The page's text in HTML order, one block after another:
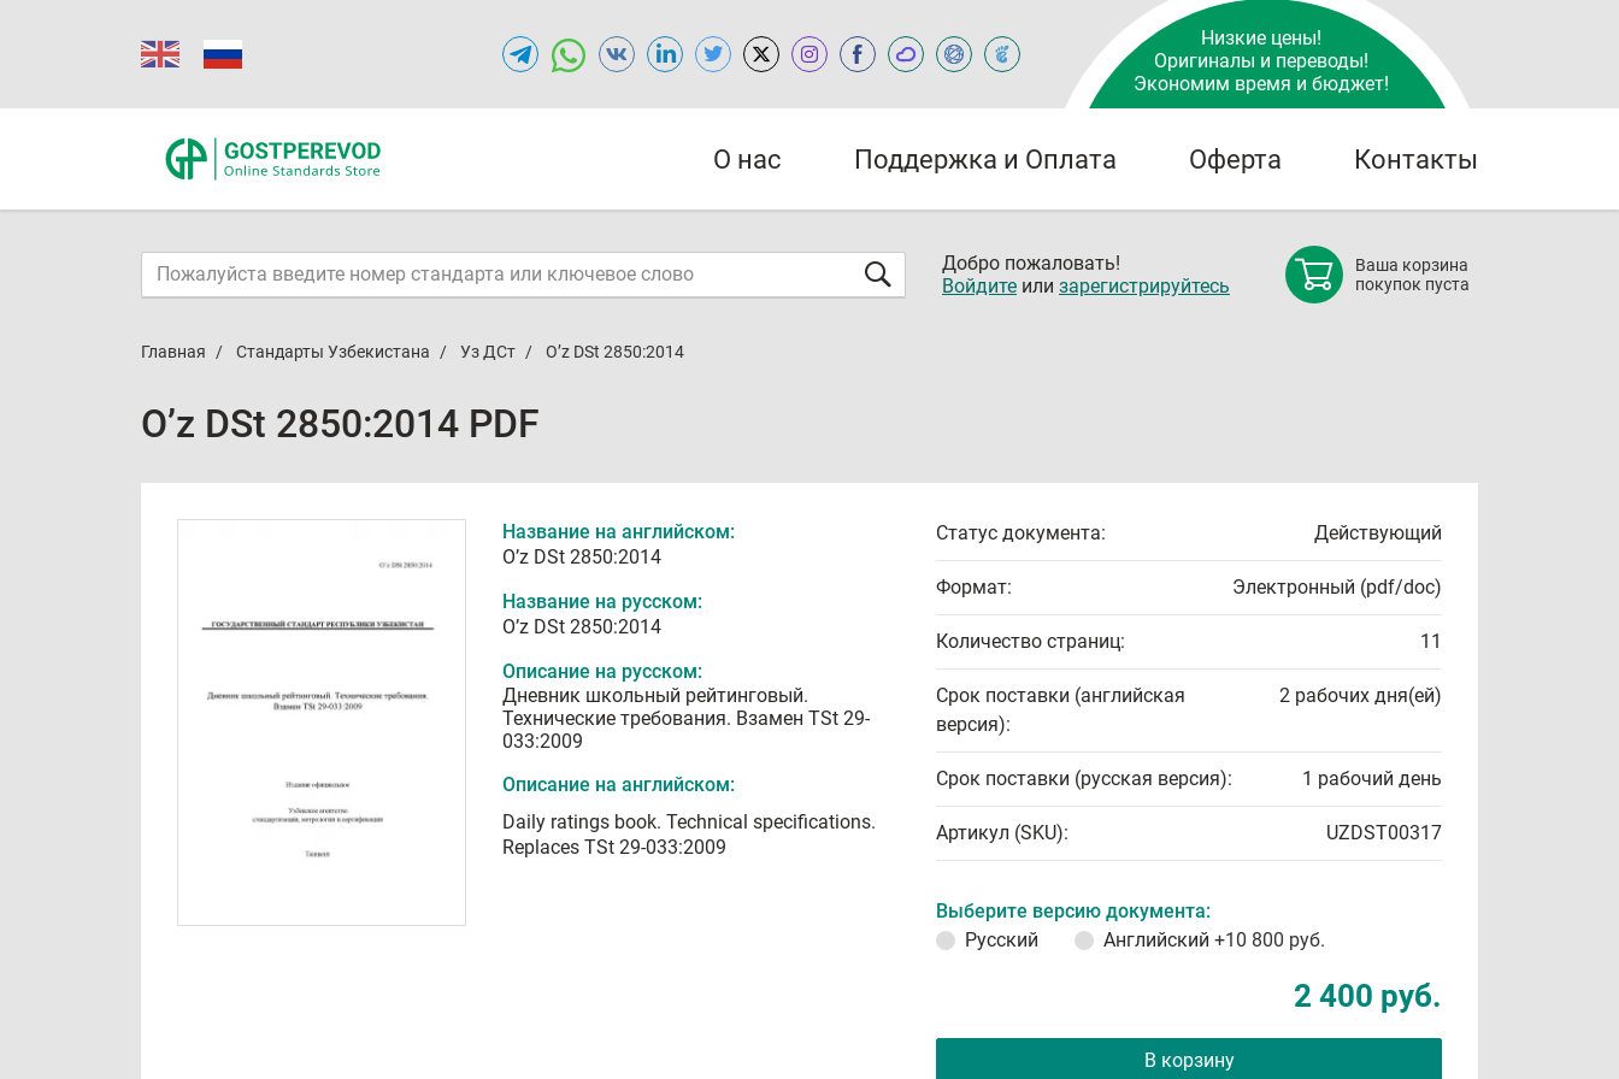
Низкие цены!
Оригиналы и переводы!
Экономим время и бюджет!
О нас Поддержка и Оплата Оферта Контакты
Добро пожаловать!
Войдите или зарегистрируйтесь
Ваша корзина
покупок пуста
Главная Стандарты Узбекистана Уз ДСт O’z DSt 2850:2014
O’z DSt 2850:2014 PDF
Название на английском:
O’z DSt 2850:2014
Название на русском:
O’z DSt 2850:2014
Описание на русском:
Дневник школьный рейтинговый.
Технические требования. Взамен TSt 29-
033:2009
Описание на английском:
Daily ratings book. Technical specifications.
Replaces TSt 29-033:2009
Статус документа: Действующий
Формат: Электронный (pdf/doc)
Количество страниц: 11
Срок поставки (английская
версия):
2 рабочих дня(ей)
Срок поставки (русская версия): 1 рабочий день
Артикул (SKU): UZDST00317
Выберите версию документа:
Русский
Английский +10 800 руб.
2 400 руб.
В корзину